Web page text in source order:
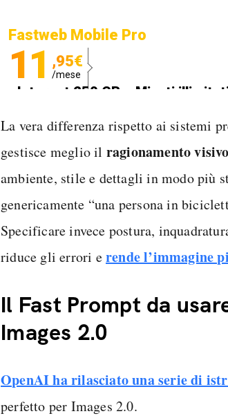
Fastweb Mobile Pro
11 ,95€
/mese
Internet 250 GB e Minuti
La vera differenza rispetto ai sistemi
gestisce meglio il ragionamento visivo
ambiente, stile e dettagli in modo più
genericamente “una persona in
Specificare invece postura,
riduce gli errori erende l’immagine
Il Fast Prompt da
Images 2.0
OpenAI ha rilasciato una serie di
perfetto per Images 2.0.